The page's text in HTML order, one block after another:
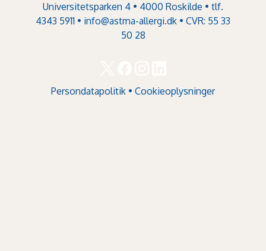
Universitetsparken 4 • 4000 Roskilde • tlf.
4343 5911 • info@astma-allergi.dk • CVR: 55 33
50 28
Persondatapolitik • Cookieoplysninger